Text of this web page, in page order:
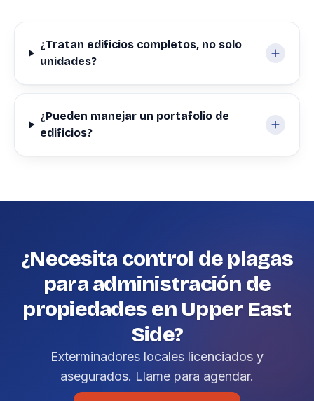
¿Tratan edificios completos, no solo
unidades?
¿Pueden manejar un portafolio de
edificios?
¿Necesita control de plagas
para administración de
propiedades en Upper East
Side?
Exterminadores locales licenciados y
asegurados. Llame para agendar.